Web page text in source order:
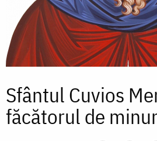
Sfântul Cuvios
făcătorul de